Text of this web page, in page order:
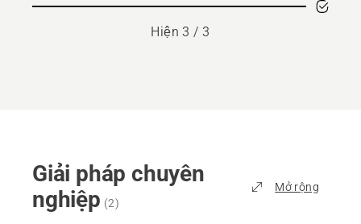
Hiện 3 / 3
Giải pháp chuyên
nghiệp (2)
Mở rộng